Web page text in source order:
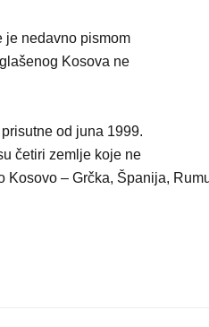
je nedavno pismom
Kosova ne
od juna 1999.
četiri zemlje koje ne
Kosovo – Grčka, Španija,